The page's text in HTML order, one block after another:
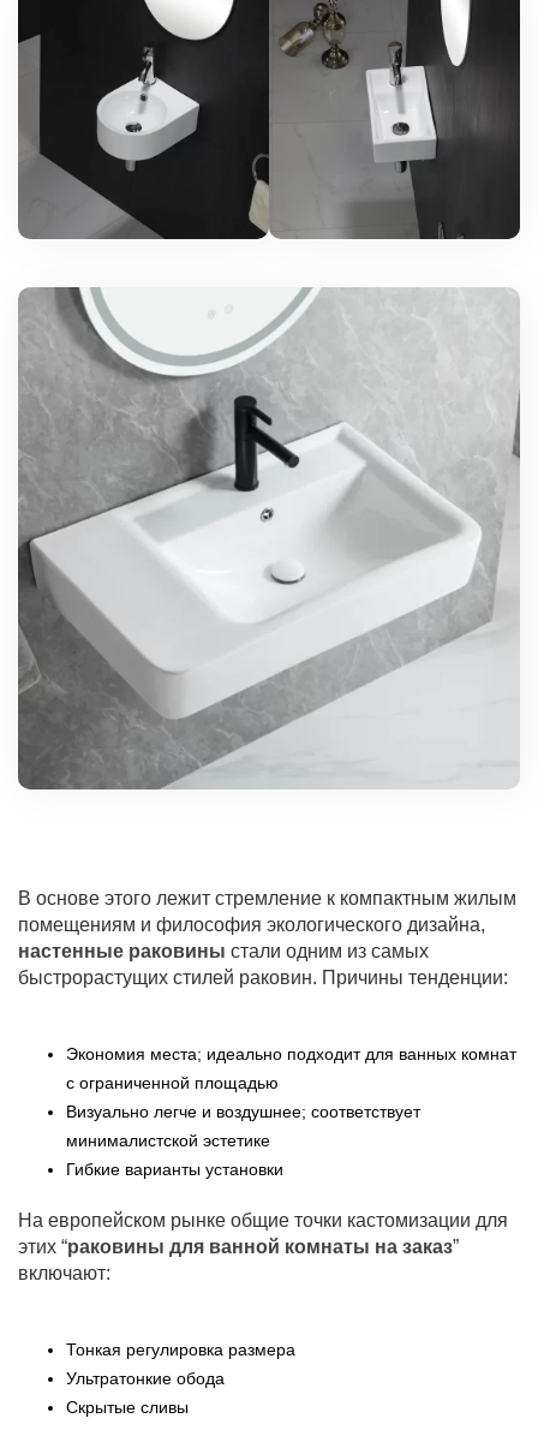
В основе этого лежит стремление к компактным жилым
помещениям и философия экологического дизайна,
настенные раковины стали одним из самых
быстрорастущих стилей раковин. Причины тенденции:
Экономия места; идеально подходит для ванных комнат
с ограниченной площадью
Визуально легче и воздушнее; соответствует
минималистской эстетике
Гибкие варианты установки
На европейском рынке общие точки кастомизации для
этих “раковины для ванной комнаты на заказ”
включают:
Тонкая регулировка размера
Ультратонкие обода
Скрытые сливы